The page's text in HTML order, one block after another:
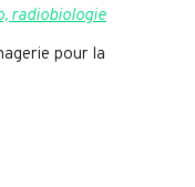
radiobiologie
pour la